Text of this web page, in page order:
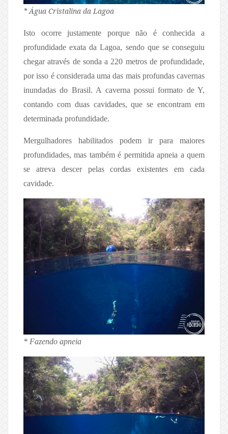
* Água Cristalina da Lagoa
Isto ocorre justamente porque não é conhecida a
profundidade exata da Lagoa, sendo que se conseguiu
chegar através de sonda a 220 metros de profundidade,
por isso é considerada uma das mais profundas cavernas
inundadas do Brasil. A caverna possui formato de Y,
contando com duas cavidades, que se encontram em
determinada profundidade.
Mergulhadores habilitados podem ir para maiores
profundidades, mas também é permitida apneia a quem
se atreva descer pelas cordas existentes em cada
cavidade.
* Fazendo apneia